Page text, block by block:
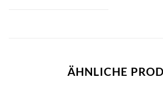
ÄHNLICHE